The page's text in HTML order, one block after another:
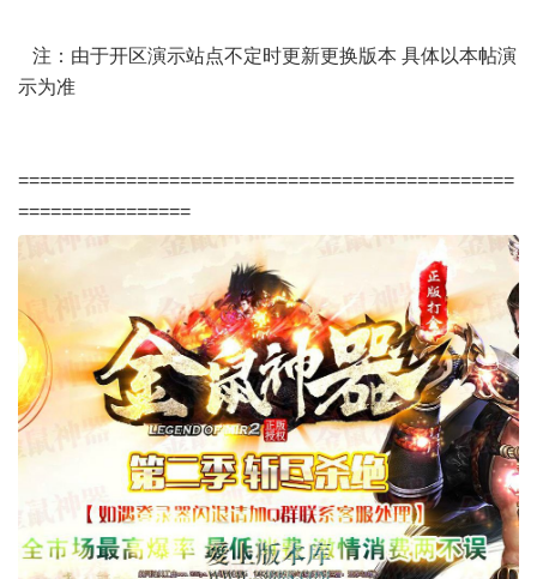
注：由于开区演示站点不定时更新更换版本 具体以本帖演
示为准
==============================================
================